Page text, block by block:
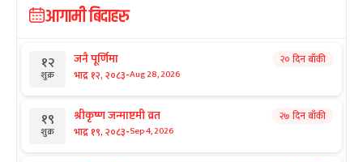
आगामी बिदाहरु
१२
शुक्र
जनै पूर्णिमा
भाद्र १२, २०८३-Aug 28, 2026
२० दिन बाँकी
१९
शुक्र
श्रीकृष्ण जन्माष्टमी व्रत
भाद्र १९, २०८३-Sep 4, 2026
२७ दिन बाँकी